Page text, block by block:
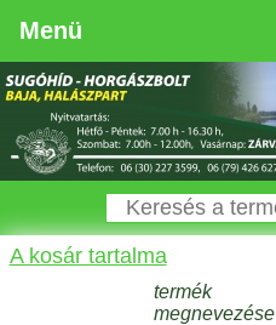
Menü
A kosár tartalma
termék
megnevezése